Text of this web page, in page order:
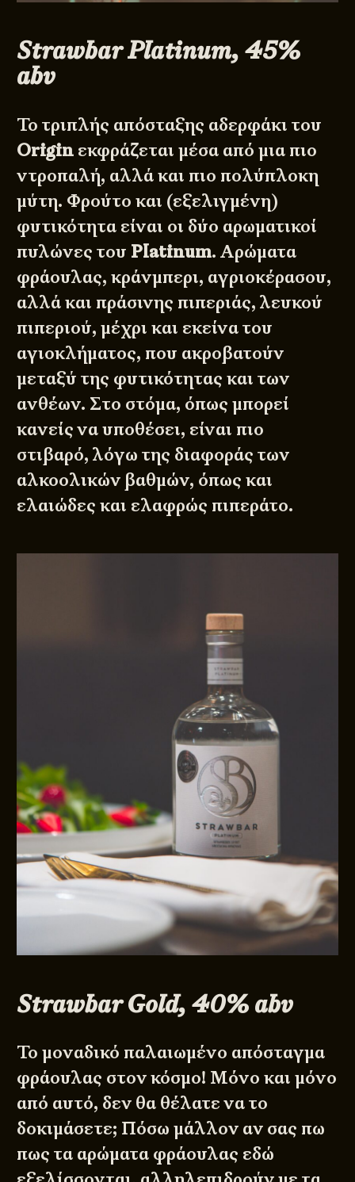
Strawbar Platinum, 45%
abv
Το τριπλής απόσταξης αδερφάκι του
Origin εκφράζεται μέσα από μια πιο
ντροπαλή, αλλά και πιο πολύπλοκη
μύτη. Φρούτο και (εξελιγμένη)
φυτικότητα είναι οι δύο αρωματικοί
πυλώνες του Platinum. Αρώματα
φράουλας, κράνμπερι, αγριοκέρασου,
αλλά και πράσινης πιπεριάς, λευκού
πιπεριού, μέχρι και εκείνα του
αγιοκλήματος, που ακροβατούν
μεταξύ της φυτικότητας και των
ανθέων. Στο στόμα, όπως μπορεί
κανείς να υποθέσει, είναι πιο
στιβαρό, λόγω της διαφοράς των
αλκοολικών βαθμών, όπως και
ελαιώδες και ελαφρώς πιπεράτο.
Strawbar Gold, 40% abv
Το μοναδικό παλαιωμένο απόσταγμα
φράουλας στον κόσμο! Μόνο και μόνο
από αυτό, δεν θα θέλατε να το
δοκιμάσετε; Πόσω μάλλον αν σας πω
πως τα αρώματα φράουλας εδώ